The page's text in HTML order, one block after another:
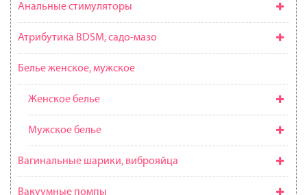
Анальные стимуляторы
Атрибутика BDSM, садо-мазо
Белье женское, мужское
Женское белье
Мужское белье
Вагинальные шарики, виброяйца
Вакуумные помпы